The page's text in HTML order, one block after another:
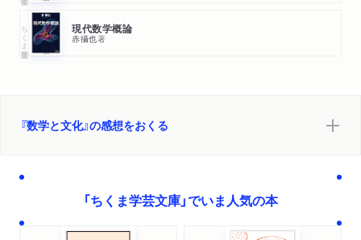
ちくま学芸文庫 現代数学概論
赤攝也著
『数学と文化』の感想をおくる
「ちくま学芸文庫」でいま人気の本